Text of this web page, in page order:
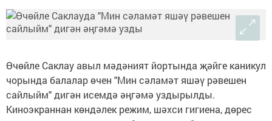
Өчөйле Саклау авыл мәдәният йортында җәйге каникул
чорында балалар өчен "Мин сәламәт яшәү рәвешен
сайлыйм" дигән исемдә әңгәмә уздырылды.
Киноэкраннан көндәлек режим, шәхси гигиена, дөрес